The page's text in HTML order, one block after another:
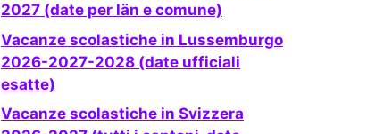
2027 (date per län e comune)
Vacanze scolastiche in Lussemburgo
2026-2027-2028 (date ufficiali
esatte)
Vacanze scolastiche in Svizzera